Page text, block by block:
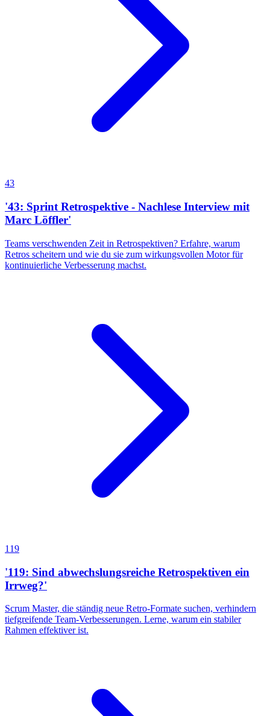
43
'43: Sprint Retrospektive - Nachlese Interview mit
Marc Löffler'
Teams verschwenden Zeit in Retrospektiven? Erfahre, warum
Retros scheitern und wie du sie zum wirkungsvollen Motor für
kontinuierliche Verbesserung machst.
119
'119: Sind abwechslungsreiche Retrospektiven ein
Irrweg?'
Scrum Master, die ständig neue Retro-Formate suchen, verhindern
tiefgreifende Team-Verbesserungen. Lerne, warum ein stabiler
Rahmen effektiver ist.